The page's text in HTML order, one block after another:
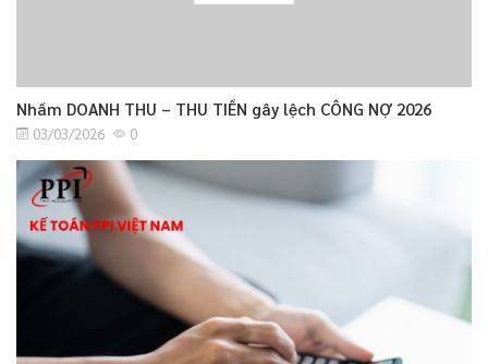
Nhầm DOANH THU – THU TIỀN gây lệch CÔNG NỢ 2026
03/03/2026 0